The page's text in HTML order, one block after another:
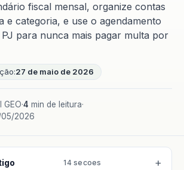
fiscal mensal, organize contas
e categoria, e use o agendamento
para nunca mais pagar multa por
27 de maio de 2026
GEO·4 min de leitura·
05/2026
14 secoes